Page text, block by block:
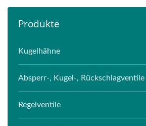
Produkte
Kugelhähne
Absperr-, Kugel-, Rückschlagventile
Regelventile